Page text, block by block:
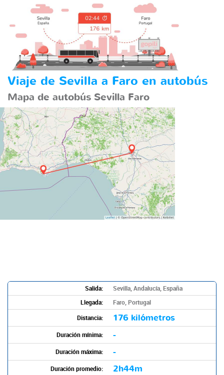
Viaje de Sevilla a Faro en autobús
Mapa de autobús Sevilla Faro
Salida:
Sevilla, Andalucía, España
Llegada:
Faro, Portugal
Distancia:
176 kilómetros
Duración mínima: -
Duración máxima: -
Duración promedio: 2h44m